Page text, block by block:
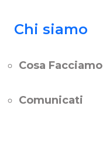
Chi siamo
Cosa Facciamo
Comunicati